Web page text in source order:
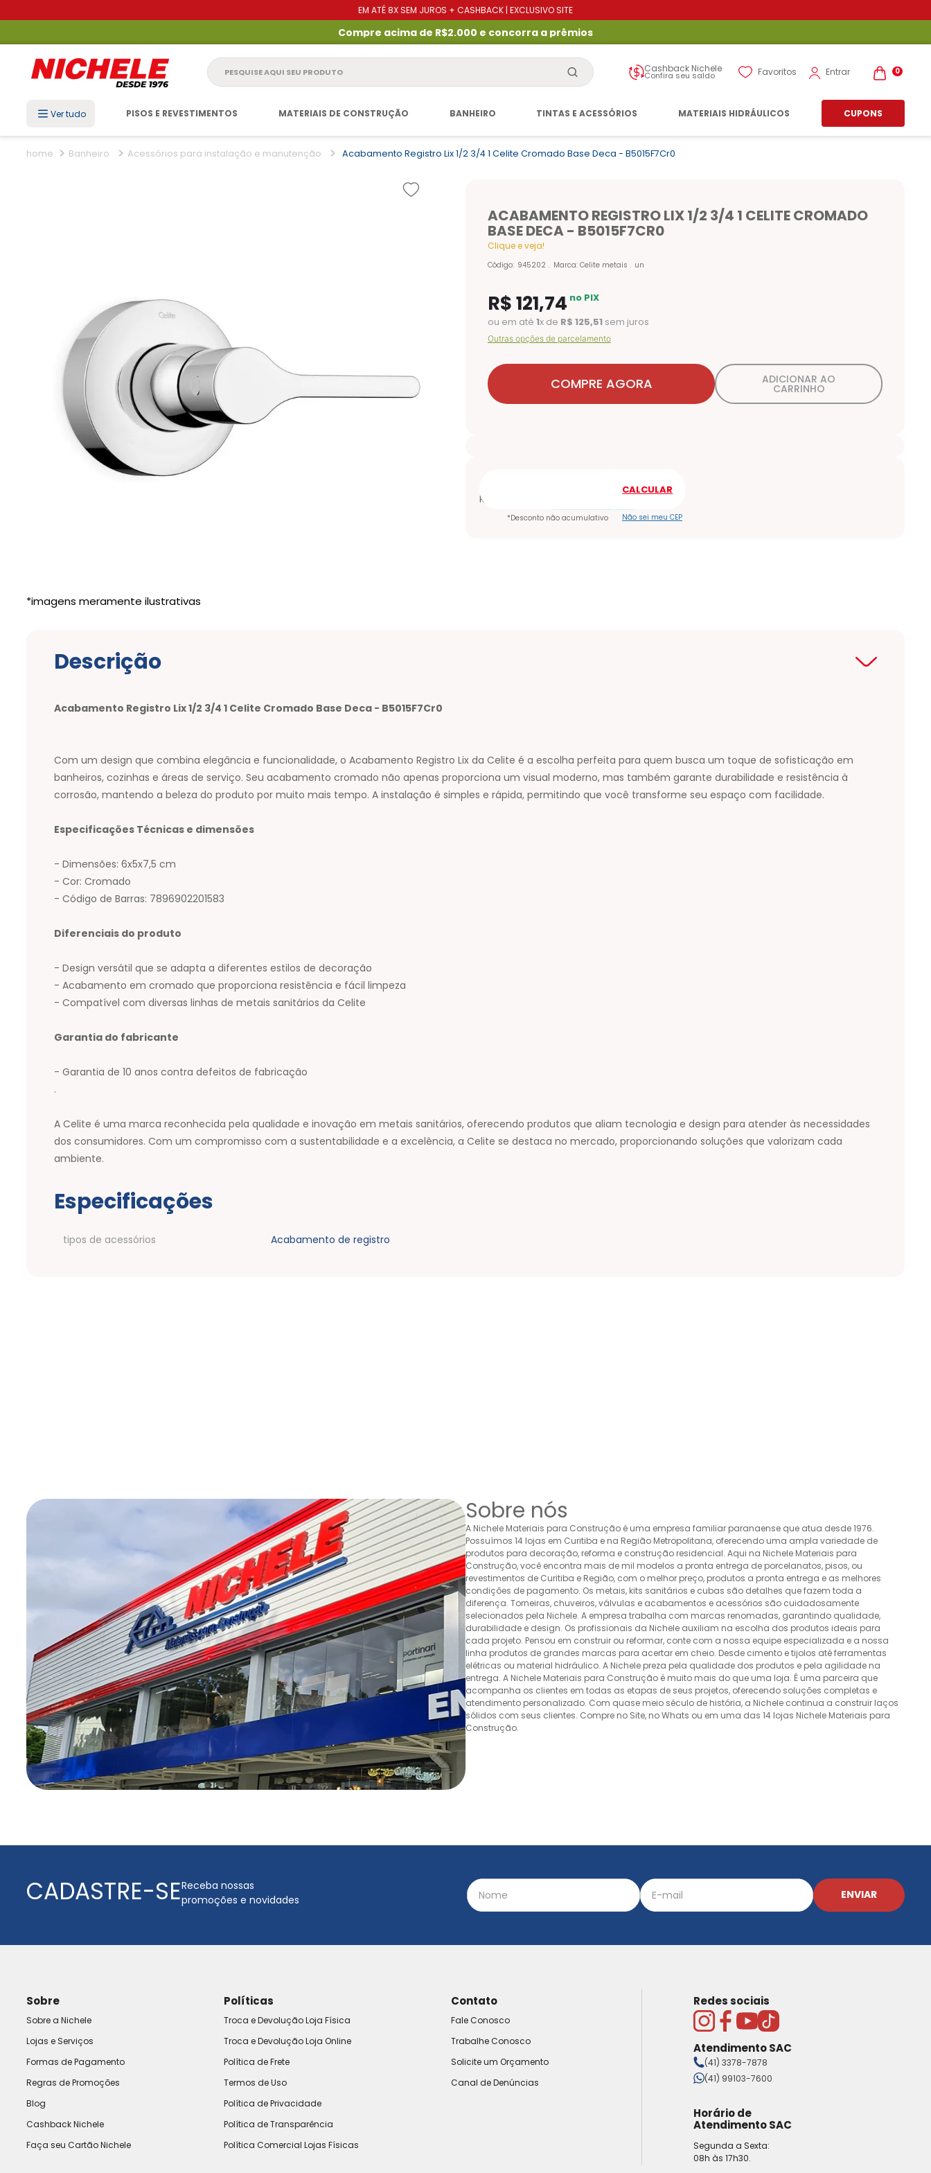
EM ATÉ 8X SEM JUROS + CASHBACK | EXCLUSIVO SITE
Compre acima de R$2.000 e concorra a prêmios
Pesquise aqui seu produto Cashback Nichele
Confira seu saldo Favoritos Entrar 0
Ver tudo PISOS E REVESTIMENTOS MATERIAIS DE CONSTRUÇÃO BANHEIRO TINTAS E ACESSÓRIOS MATERIAIS HIDRÁULICOS CUPONS
Banheiro Acessórios para instalação e manutenção Acabamento Registro Lix 1/2 3/4 1 Celite Cromado Base Deca - B5015F7Cr0
ACABAMENTO REGISTRO LIX 1/2 3/4 1 CELITE CROMADO
BASE DECA - B5015F7CR0
Clique e veja!
Código: 945202 Marca: Celite metais un
R$121,74 no PIX
ou em até 1x de R$ 125,51 sem juros
Outras opções de parcelamento
COMPRE AGORA ADICIONAR AO
CARRINHO
Não sei meu CEP
Descrição
Acabamento Registro Lix 1/2 3/4 1 Celite Cromado Base Deca - B5015F7Cr0
Com um design que combina elegância e funcionalidade, o Acabamento Registro Lix da Celite é a escolha perfeita para quem busca um toque de sofisticação em
banheiros, cozinhas e áreas de serviço. Seu acabamento cromado não apenas proporciona um visual moderno, mas também garante durabilidade e resistência à
corrosão, mantendo a beleza do produto por muito mais tempo. A instalação é simples e rápida, permitindo que você transforme seu espaço com facilidade.
Especificações Técnicas e dimensões
- Dimensões: 6x5x7,5 cm
- Cor: Cromado
- Código de Barras: 7896902201583
Diferenciais do produto
- Design versátil que se adapta a diferentes estilos de decoração
- Acabamento em cromado que proporciona resistência e fácil limpeza
- Compatível com diversas linhas de metais sanitários da Celite
Garantia do fabricante
- Garantia de 10 anos contra defeitos de fabricação
.
A Celite é uma marca reconhecida pela qualidade e inovação em metais sanitários, oferecendo produtos que aliam tecnologia e design para atender às necessidades
dos consumidores. Com um compromisso com a sustentabilidade e a excelência, a Celite se destaca no mercado, proporcionando soluções que valorizam cada
ambiente.
Especificações
tipos de acessórios Acabamento de registro
Sobre nós
A Nichele Materiais para Construção é uma empresa familiar paranaense que atua desde 1976.
Possuímos 14 lojas em Curitiba e na Região Metropolitana, oferecendo uma ampla variedade de
produtos para decoração, reforma e construção residencial. Aqui na Nichele Materiais para
Construção, você encontra mais de mil modelos a pronta entrega de porcelanatos, pisos, ou
revestimentos de Curitiba e Região, com o melhor preço, produtos a pronta entrega e as melhores
condições de pagamento. Os metais, kits sanitários e cubas são detalhes que fazem toda a
diferença. Torneiras, chuveiros, válvulas e acabamentos e acessórios são cuidadosamente
selecionados pela Nichele. A empresa trabalha com marcas renomadas, garantindo qualidade,
durabilidade e design. Os profissionais da Nichele auxiliam na escolha dos produtos ideais para
cada projeto. Pensou em construir ou reformar, conte com a nossa equipe especializada e a nossa
linha produtos de grandes marcas para acertar em cheio. Desde cimento e tijolos até ferramentas
elétricas ou material hidráulico. A Nichele preza pela qualidade dos produtos e pela agilidade na
entrega. A Nichele Materiais para Construção é muito mais do que uma loja. É uma parceira que
acompanha os clientes em todas as etapas de seus projetos, oferecendo soluções completas e
atendimento personalizado. Com quase meio século de história, a Nichele continua a construir laços
sólidos com seus clientes. Compre no Site, no Whats ou em uma das 14 lojas Nichele Materiais para
Construção.
CADASTRE-SEReceba nossas
promoções e novidades
ENVIAR
Sobre
Sobre a Nichele
Lojas e Serviços
Formas de Pagamento
Regras de Promoções
Blog
Cashback Nichele
Faça seu Cartão Nichele
Políticas
Troca e Devolução Loja Física
Troca e Devolução Loja Online
Política de Frete
Termos de Uso
Política de Privacidade
Política de Transparência
Política Comercial Lojas Físicas
Contato
Fale Conosco
Trabalhe Conosco
Solicite um Orçamento
Canal de Denúncias
Redes sociais
Atendimento SAC
(41) 3378-7878
(41) 99103-7600
Horário de
Atendimento SAC
Segunda a Sexta:
08h às 17h30.